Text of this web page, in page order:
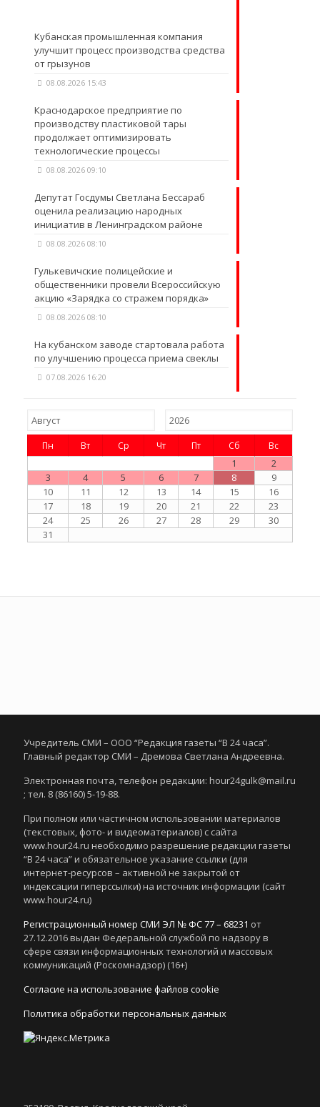
Кубанская промышленная компания
улучшит процесс производства средства
от грызунов
08.08.2026 15:43
Краснодарское предприятие по
производству пластиковой тары
продолжает оптимизировать
технологические процессы
08.08.2026 09:10
Депутат Госдумы Светлана Бессараб
оценила реализацию народных
инициатив в Ленинградском районе
08.08.2026 08:10
Гулькевичские полицейские и
общественники провели Всероссийскую
акцию «Зарядка со стражем порядка»
08.08.2026 08:10
На кубанском заводе стартовала работа
по улучшению процесса приема свеклы
07.08.2026 16:20
Пн Вт Ср Чт Пт Сб Вс
1
2
3
4 5 6 7 8
9
10
11 12 13 14 15
16
17
18 19 20 21 22
23
24
25 26 27 28 29
30
31
Учредитель СМИ – ООО “Редакция газеты “В 24 часа”.
Главный редактор СМИ – Дремова Светлана Андреевна.
Электронная почта, телефон редакции: hour24gulk@mail.ru
; тел. 8 (86160) 5-19-88.
При полном или частичном использовании материалов
(текстовых, фото- и видеоматериалов) с сайта
www.hour24.ru необходимо разрешение редакции газеты
“В 24 часа” и обязательное указание ссылки (для
интернет-ресурсов – активной не закрытой от
индексации гиперссылки) на источник информации (сайт
www.hour24.ru)
Регистрационный номер СМИ ЭЛ № ФС 77 – 68231 от
27.12.2016 выдан Федеральной службой по надзору в
сфере связи информационных технологий и массовых
коммуникаций (Роскомнадзор) (16+)
Согласие на использование файлов cookie
Политика обработки персональных данных